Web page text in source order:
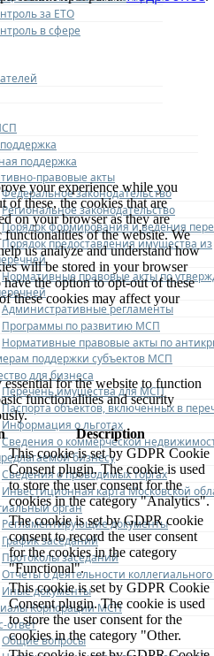
за ЕТО
в сфере
поддержка
правовые акты
Федеральное законодательство
Региональное законодательство
Порядок формирования и ведения
Порядок предоставления имущества из
Нормативные правовые акты по
Административные регламенты
Программы по развитию МСП
Нормативные правовые акты по
поддержки субъектов МСП
для бизнеса
Перечень имущества для МСП
Паспорта объектов, включенных в
Информация о льготах
Сведения о коммерческой
бизнесу
Сведения о проводимых торгах
Инвестиционная карта Московской
орган
Регламентирующие документы
График заседаний
Протоколы заседаний
Отчеты о деятельности
Иные документы
Корпорации МСП
ответ
Общие вопросы
your experience while you
of these, the cookies that are
on your browser as they are
of the website. We
us analyze and understand how
will be stored in your browser
the option to opt-out of these
these cookies may affect your
for the website to function
functionalities and security
Description
This cookie is set by GDPR Cookie
Consent plugin. The cookie is used
to store the user consent for the
cookies in the category "Analytics".
The cookie is set by GDPR cookie
consent to record the user consent
for the cookies in the category
"Functional".
This cookie is set by GDPR Cookie
Consent plugin. The cookie is used
to store the user consent for the
cookies in the category "Other.